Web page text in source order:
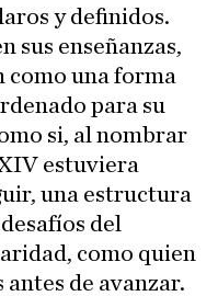
y definidos.
sus enseñanzas,
como una forma
para su
si, al nombrar
estuviera
una estructura
del
como quien
de avanzar.